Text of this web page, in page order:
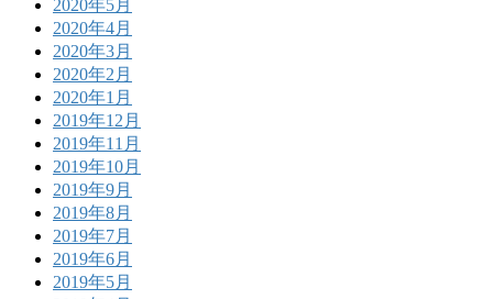
2020年5月
2020年4月
2020年3月
2020年2月
2020年1月
2019年12月
2019年11月
2019年10月
2019年9月
2019年8月
2019年7月
2019年6月
2019年5月